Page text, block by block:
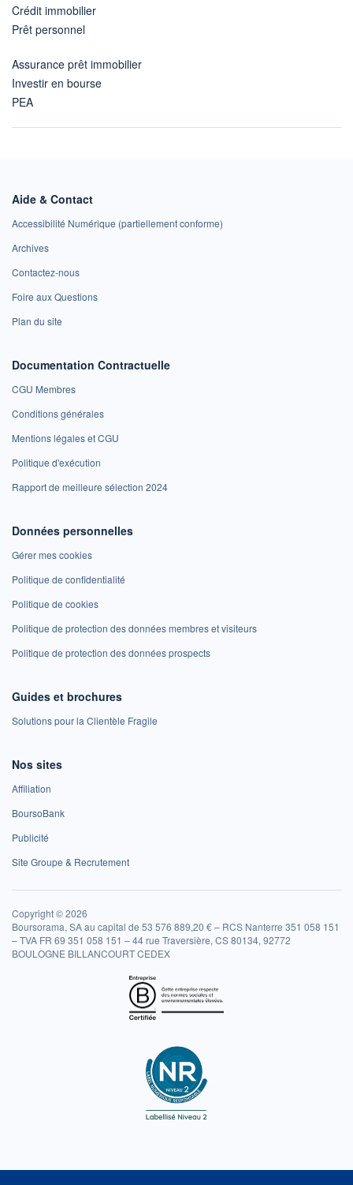
Crédit immobilier
Prêt personnel
Assurance prêt immobilier
Investir en bourse
PEA
Aide & Contact
Accessibilité Numérique (partiellement conforme)
Archives
Contactez-nous
Foire aux Questions
Plan du site
Documentation Contractuelle
CGU Membres
Conditions générales
Mentions légales et CGU
Politique d'exécution
Rapport de meilleure sélection 2024
Données personnelles
Gérer mes cookies
Politique de confidentialité
Politique de cookies
Politique de protection des données membres et visiteurs
Politique de protection des données prospects
Guides et brochures
Solutions pour la Clientèle Fragile
Nos sites
Affiliation
BoursoBank
Publicité
Site Groupe & Recrutement
Copyright © 2026
Boursorama, SA au capital de 53 576 889,20 € – RCS Nanterre 351 058 151
– TVA FR 69 351 058 151 – 44 rue Traversière, CS 80134, 92772
BOULOGNE BILLANCOURT CEDEX